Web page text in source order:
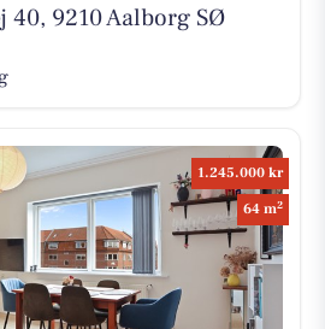
40, 9210 Aalborg SØ
1.245.000 kr
64 m2